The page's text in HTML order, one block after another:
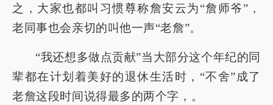
之，大家也都叫习惯尊称詹安云为“詹师爷”，
老同事也会亲切的叫他一声“老詹”。
“我还想多做点贡献”当大部分这个年纪的同
辈都在计划着美好的退休生活时，“不舍”成了
老詹这段时间说得最多的两个字，。